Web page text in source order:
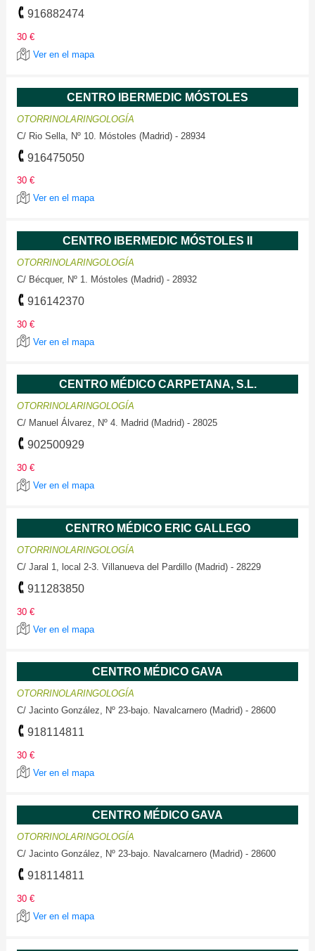
916882474
30 €
Ver en el mapa
CENTRO IBERMEDIC MÓSTOLES
OTORRINOLARINGOLOGÍA
C/ Rio Sella, Nº 10. Móstoles (Madrid) - 28934
916475050
30 €
Ver en el mapa
CENTRO IBERMEDIC MÓSTOLES II
OTORRINOLARINGOLOGÍA
C/ Bécquer, Nº 1. Móstoles (Madrid) - 28932
916142370
30 €
Ver en el mapa
CENTRO MÉDICO CARPETANA, S.L.
OTORRINOLARINGOLOGÍA
C/ Manuel Álvarez, Nº 4. Madrid (Madrid) - 28025
902500929
30 €
Ver en el mapa
CENTRO MÉDICO ERIC GALLEGO
OTORRINOLARINGOLOGÍA
C/ Jaral 1, local 2-3. Villanueva del Pardillo (Madrid) - 28229
911283850
30 €
Ver en el mapa
CENTRO MÉDICO GAVA
OTORRINOLARINGOLOGÍA
C/ Jacinto González, Nº 23-bajo. Navalcarnero (Madrid) - 28600
918114811
30 €
Ver en el mapa
CENTRO MÉDICO GAVA
OTORRINOLARINGOLOGÍA
C/ Jacinto González, Nº 23-bajo. Navalcarnero (Madrid) - 28600
918114811
30 €
Ver en el mapa